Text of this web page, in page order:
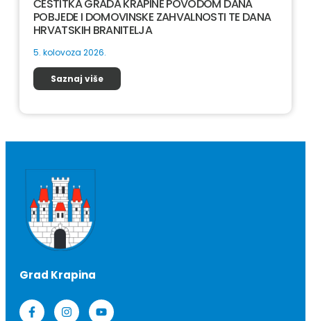
ČESTITKA GRADA KRAPINE POVODOM DANA
POBJEDE I DOMOVINSKE ZAHVALNOSTI TE DANA
HRVATSKIH BRANITELJA
5. kolovoza 2026.
Saznaj više
Grad Krapina